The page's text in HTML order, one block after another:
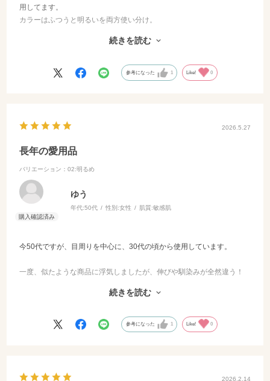
用してます。
カラーはふつうと明るいを両方使い分け。
普段はほとんど明るい方を使っていて目元が自然なトーンで落ち着
粗を完璧に隠したいなど、カバー力はさほど無いかもしれないけど時
間経ってもメイク直しが不要です。なにより、軽やかでナチュラル。
続きを読む
参考になった 1 Like! 0
2026.5.27
長年の愛用品
バリエーション：02:明るめ
ゆう
年代:50代 性別:女性 肌質:敏感肌
今50代ですが、目周りを中心に、30代の頃から使用しています。
一度、似たような商品に浮気しましたが、伸びや馴染みが全然違う！
・使用色＝明るめ
・使用感＝なめらかなテクチャー
＊目周りはファンデーション未使用
続きを読む
参考になった 1 Like! 0
2026.2.14